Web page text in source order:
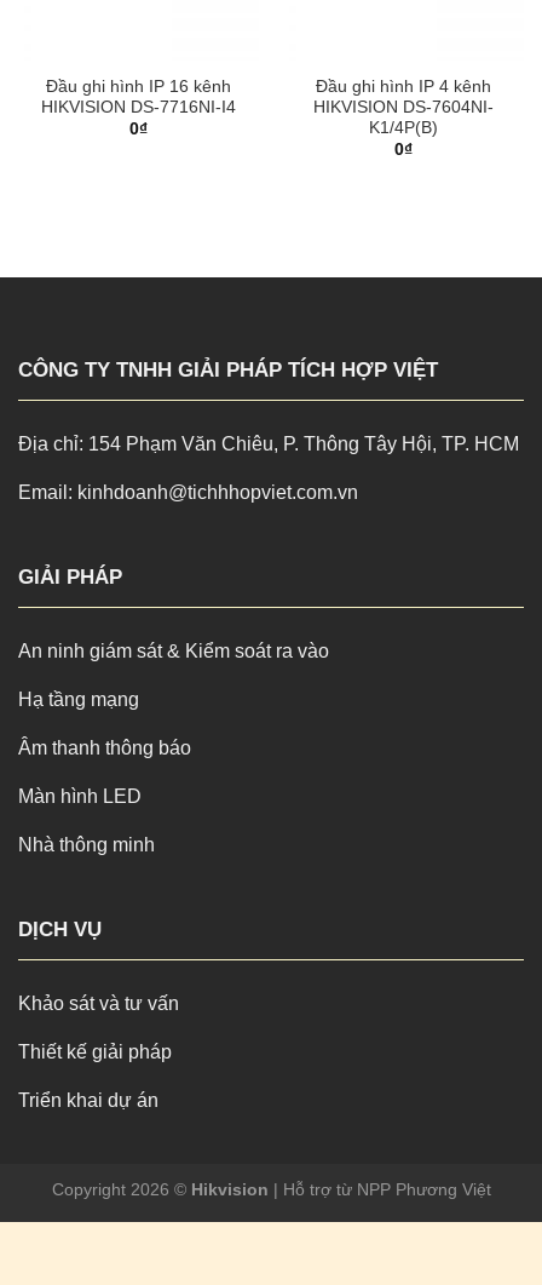
Đầu ghi hình IP 16 kênh
HIKVISION DS-7716NI-I4
0₫
Đầu ghi hình IP 4 kênh
HIKVISION DS-7604NI-
K1/4P(B)
0₫
CÔNG TY TNHH GIẢI PHÁP TÍCH HỢP VIỆT
Địa chỉ: 154 Phạm Văn Chiêu, P. Thông Tây Hội, TP. HCM
Email: kinhdoanh@tichhhopviet.com.vn
GIẢI PHÁP
An ninh giám sát & Kiểm soát ra vào
Hạ tầng mạng
Âm thanh thông báo
Màn hình LED
Nhà thông minh
DỊCH VỤ
Khảo sát và tư vấn
Thiết kế giải pháp
Triển khai dự án
Copyright 2026 © Hikvision | Hỗ trợ từ NPP Phương Việt